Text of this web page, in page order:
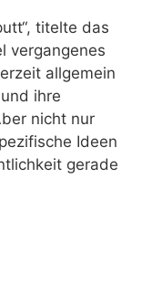
titelte das
vergangenes
allgemein
ihre
nicht nur
Ideen
gerade